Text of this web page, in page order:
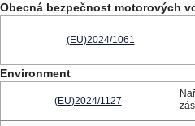
Obecná bezpečnost motorových
(EU)2024/1061
Environment
(EU)2024/1127